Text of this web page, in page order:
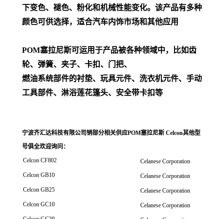
下变色、褪色、粉化和机械性能变化。该产品有多种
颜色可供选择，适合汽车内饰市场和其他应用
POM塞拉尼斯可运用于产品被各种领域中，比如齿
轮、弹簧、夹子、卡扣、门把、
燃油系统部件的衬垫、玩具元件、洗衣机元件、手动
工具部件、淋浴莲花篷头、安全带卡扣等
宁波齐汇达科技有限公司销部分相关供应POM塞拉尼斯 Celcon其他型
号俱全欢迎询问 ：
Celcon CF802
Celanese Corporation
Celcon GB10
Celanese Corporation
Celcon GB25
Celanese Corporation
Celcon GC10
Celanese Corporation